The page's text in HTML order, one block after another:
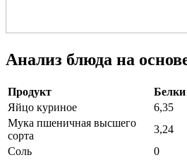
Анализ блюда на
Продукт Белки
Яйцо куриное
6,35
Мука пшеничная высшего
сорта
3,24
Соль
0